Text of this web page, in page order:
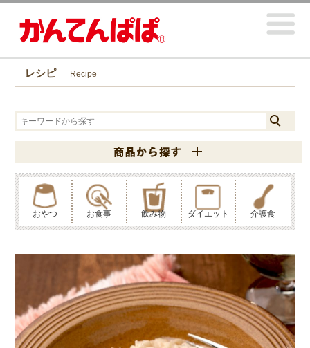
レシピ Recipe
おやつ お食事 飲み物 ダイエット 介護食